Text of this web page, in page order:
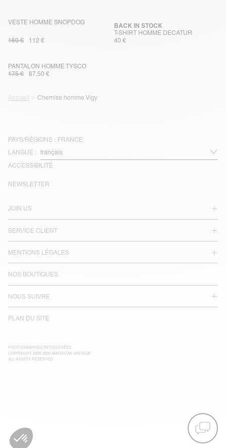
VESTE HOMME SNOPDOG
160 € 112 €
T-SHIRT HOMME DECATUR
BACK IN STOCK
40 €
PANTALON HOMME TYSCO
175 €
87,50 €
Accueil Chemise homme Vigy
PAYS/RÉGIONS : FRANCE
LANGUE :
ACCESSIBILITÉ
JOIN US
SERVICE CLIENT
MENTIONS LÉGALES
NOS BOUTIQUES
NOUS SUIVRE
PLAN DU SITE
NEWSLETTER
PHOTOGRAPHIES RETOUCHÉES
COPYRIGHT 2025-2026 AMERICAN VINTAGE
ALL RIGHTS RESERVED